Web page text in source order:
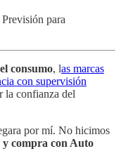
para
consumo, las marcas
con supervisión
la confianza del
por mí. No hicimos
y compra con Auto